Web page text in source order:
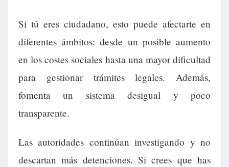
Si tú eres ciudadano, esto puede afectarte en
diferentes ámbitos: desde un posible aumento
en los costes sociales hasta una mayor dificultad
para gestionar trámites legales. Además,
fomenta un sistema desigual y poco
transparente.
Las autoridades continúan investigando y no
descartan más detenciones. Si crees que has